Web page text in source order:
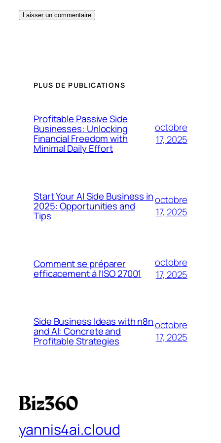
PLUS DE PUBLICATIONS
Profitable Passive Side
Businesses: Unlocking
Financial Freedom with
Minimal Daily Effort
octobre
17, 2025
Start Your AI Side Business in
2025: Opportunities and
Tips
octobre
17, 2025
Comment se préparer
efficacement à l’ISO 27001
octobre
17, 2025
Side Business Ideas with n8n
and AI: Concrete and
Profitable Strategies
octobre
17, 2025
yannis4ai.cloud